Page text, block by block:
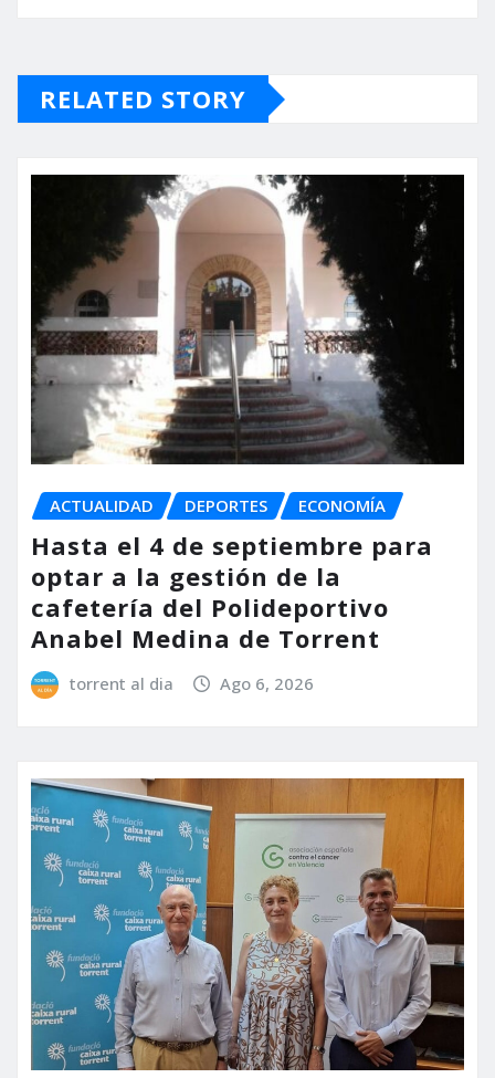
RELATED STORY
ACTUALIDAD DEPORTES ECONOMÍA
Hasta el 4 de septiembre para
optar a la gestión de la
cafetería del Polideportivo
Anabel Medina de Torrent
torrent al dia Ago 6, 2026